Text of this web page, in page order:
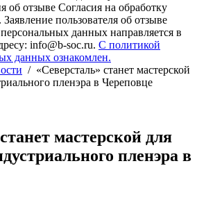
об отзыве Согласия на обработку
пользователя об отзыве
данных направляется в
info@b-soc.ru. С политикой
данных ознакомлен.
/ «Северсталь» станет мастерской
пленэра в Череповце
мастерской для
пленэра в